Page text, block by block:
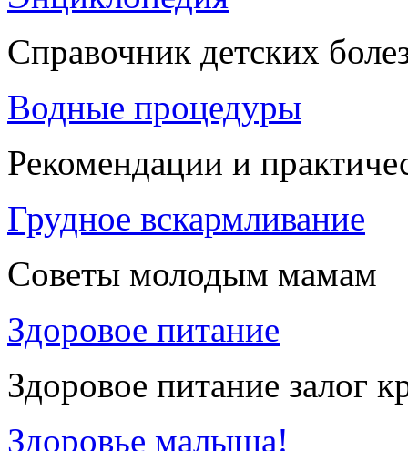
Справочник детских
Водные процедуры
Рекомендации и
Грудное вскармливание
Советы молодым мамам
Здоровое питание
Здоровое питание залог
Здоровье малыша!